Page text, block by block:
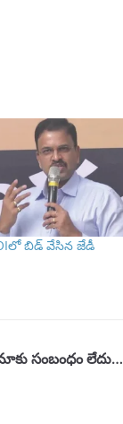
బిడ్ వేసిన జేడీ
సంబంధం లేదు…